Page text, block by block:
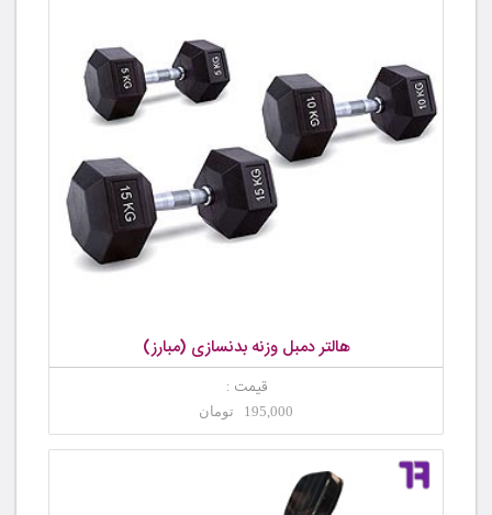
هالتر دمبل وزنه بدنسازی (مبارز)
قیمت :
195,000 تومان